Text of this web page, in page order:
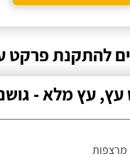
להתקנת פרקט
עץ מלא -
מרצפות